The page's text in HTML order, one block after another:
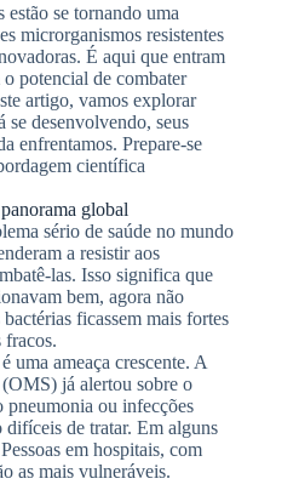
estão se tornando uma
microrganismos resistentes
É aqui que entram
potencial de combater
artigo, vamos explorar
se desenvolvendo, seus
enfrentamos. Prepare-se
científica
global
sério de saúde no mundo
a resistir aos
las. Isso significa que
bem, agora não
ficassem mais fortes
fracos.
uma ameaça crescente. A
já alertou sobre o
pneumonia ou infecções
de tratar. Em alguns
em hospitais, com
as mais vulneráveis.